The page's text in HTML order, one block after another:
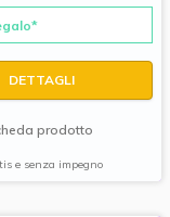
DETTAGLI
prodotto
e senza impegno